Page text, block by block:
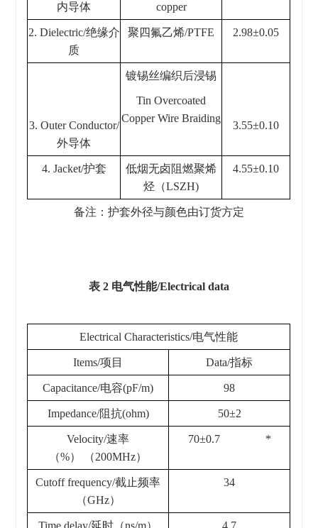
内导体
copper
2. Dielectric/绝缘介
质
聚四氟乙烯/PTFE 2.98±0.05
3. Outer Conductor/
外导体
镀锡丝编织后浸锡
Tin Overcoated
Copper Wire Braiding
3.55±0.10
4. Jacket/护套
低烟无卤阻燃聚烯
烃（LSZH)
4.55±0.10
备注：护套外径与颜色由订货方定
表 2 电气性能/Electrical data
Electrical Characteristics/电气性能
Items/项目 Data/指标
Capacitance/电容(pF/m) 98
Impedance/阻抗(ohm) 50±2
Velocity/速率
（%） （200MHz）
70±0.7 *
Cutoff frequency/截止频率
（GHz）
34